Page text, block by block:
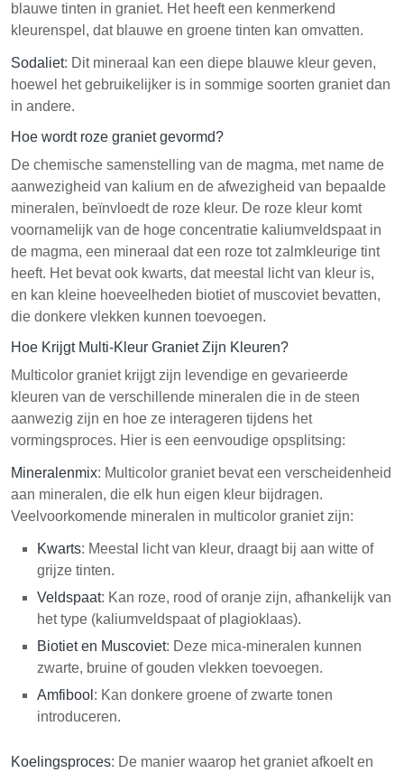
blauwe tinten in graniet. Het heeft een kenmerkend
kleurenspel, dat blauwe en groene tinten kan omvatten.
Sodaliet: Dit mineraal kan een diepe blauwe kleur geven,
hoewel het gebruikelijker is in sommige soorten graniet dan
in andere.
Hoe wordt roze graniet gevormd?
De chemische samenstelling van de magma, met name de
aanwezigheid van kalium en de afwezigheid van bepaalde
mineralen, beïnvloedt de roze kleur. De roze kleur komt
voornamelijk van de hoge concentratie kaliumveldspaat in
de magma, een mineraal dat een roze tot zalmkleurige tint
heeft. Het bevat ook kwarts, dat meestal licht van kleur is,
en kan kleine hoeveelheden biotiet of muscoviet bevatten,
die donkere vlekken kunnen toevoegen.
Hoe Krijgt Multi-Kleur Graniet Zijn Kleuren?
Multicolor graniet krijgt zijn levendige en gevarieerde
kleuren van de verschillende mineralen die in de steen
aanwezig zijn en hoe ze interageren tijdens het
vormingsproces. Hier is een eenvoudige opsplitsing:
Mineralenmix: Multicolor graniet bevat een verscheidenheid
aan mineralen, die elk hun eigen kleur bijdragen.
Veelvoorkomende mineralen in multicolor graniet zijn:
Kwarts: Meestal licht van kleur, draagt bij aan witte of
grijze tinten.
Veldspaat: Kan roze, rood of oranje zijn, afhankelijk van
het type (kaliumveldspaat of plagioklaas).
Biotiet en Muscoviet: Deze mica-mineralen kunnen
zwarte, bruine of gouden vlekken toevoegen.
Amfibool : Kan donkere groene of zwarte tonen
introduceren.
Koelingsproces: De manier waarop het graniet afkoelt en